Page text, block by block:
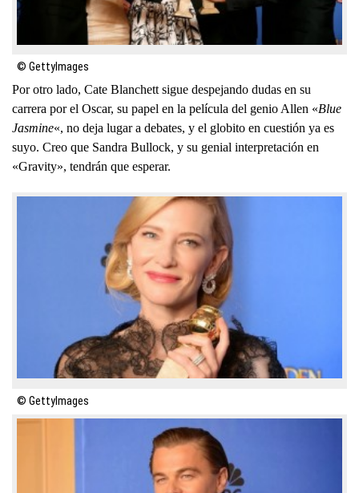
© GettyImages
Por otro lado, Cate Blanchett sigue despejando dudas en su
carrera por el Oscar, su papel en la película del genio Allen «Blue
Jasmine«, no deja lugar a debates, y el globito en cuestión ya es
suyo. Creo que Sandra Bullock, y su genial interpretación en
«Gravity», tendrán que esperar.
© GettyImages